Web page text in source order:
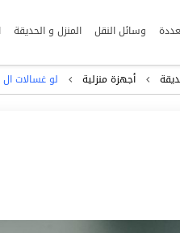
وسائل النقل المنزل و الحديقة
أجهزة منزلية لو غسالات ال